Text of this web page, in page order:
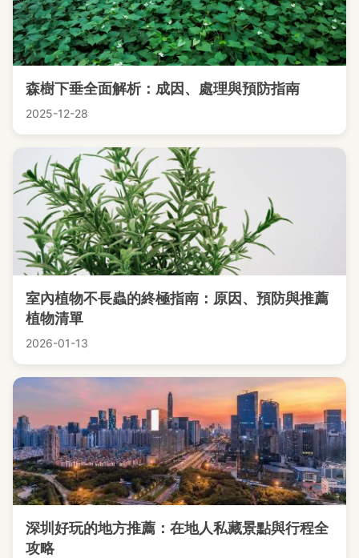
森樹下垂全面解析：成因、處理與預防指南
2025-12-28
室內植物不長蟲的終極指南：原因、預防與推薦
植物清單
2026-01-13
深圳好玩的地方推薦：在地人私藏景點與行程全
攻略